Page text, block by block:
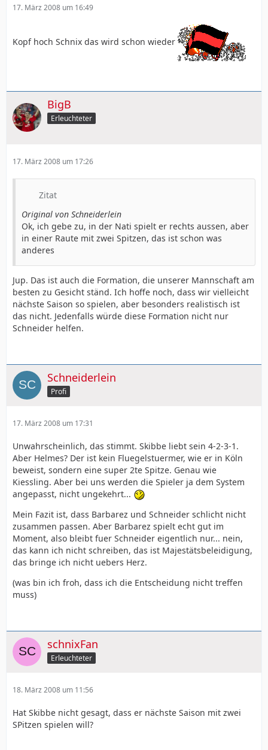
17. März 2008 um 16:49
Kopf hoch Schnix das wird schon wieder
BigB
Erleuchteter
17. März 2008 um 17:26
Zitat
Original von Schneiderlein
Ok, ich gebe zu, in der Nati spielt er rechts aussen, aber
in einer Raute mit zwei Spitzen, das ist schon was
anderes
Jup. Das ist auch die Formation, die unserer Mannschaft am
besten zu Gesicht ständ. Ich hoffe noch, dass wir vielleicht
nächste Saison so spielen, aber besonders realistisch ist
das nicht. Jedenfalls würde diese Formation nicht nur
Schneider helfen.
Schneiderlein
Profi
17. März 2008 um 17:31
Unwahrscheinlich, das stimmt. Skibbe liebt sein 4-2-3-1.
Aber Helmes? Der ist kein Fluegelstuermer, wie er in Köln
beweist, sondern eine super 2te Spitze. Genau wie
Kiessling. Aber bei uns werden die Spieler ja dem System
angepasst, nicht ungekehrt...
Mein Fazit ist, dass Barbarez und Schneider schlicht nicht
zusammen passen. Aber Barbarez spielt echt gut im
Moment, also bleibt fuer Schneider eigentlich nur... nein,
das kann ich nicht schreiben, das ist Majestätsbeleidigung,
das bringe ich nicht uebers Herz.
(was bin ich froh, dass ich die Entscheidung nicht treffen
muss)
schnixFan
Erleuchteter
18. März 2008 um 11:56
Hat Skibbe nicht gesagt, dass er nächste Saison mit zwei
SPitzen spielen will?